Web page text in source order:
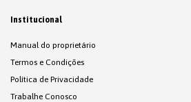
Institucional
Manual do proprietário
Termos e Condições
Política de Privacidade
Trabalhe Conosco